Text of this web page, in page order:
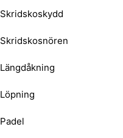
Skridskoskydd
Skridskosnören
Längdåkning
Löpning
Padel